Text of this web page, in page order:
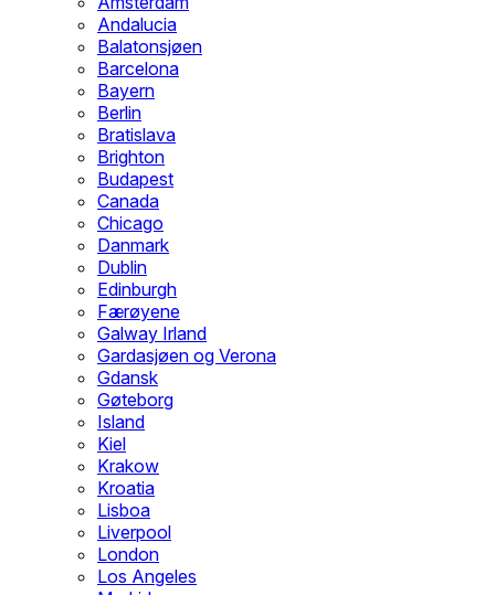
Andalucia
Balatonsjøen
Barcelona
Bayern
Berlin
Bratislava
Brighton
Budapest
Canada
Chicago
Danmark
Dublin
Edinburgh
Færøyene
Galway Irland
Gardasjøen og Verona
Gdansk
Gøteborg
Island
Kiel
Krakow
Kroatia
Lisboa
Liverpool
London
Los Angeles